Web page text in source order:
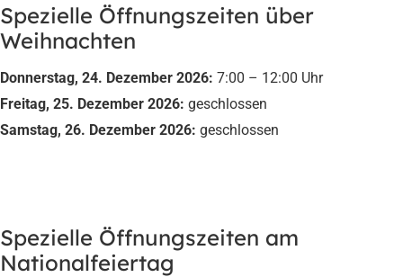
Spezielle Öffnungszeiten über
Weihnachten
Donnerstag, 24. Dezember 2026: 7:00 – 12:00 Uhr
Freitag, 25. Dezember 2026: geschlossen
Samstag, 26. Dezember 2026: geschlossen
Spezielle Öffnungszeiten am
Nationalfeiertag